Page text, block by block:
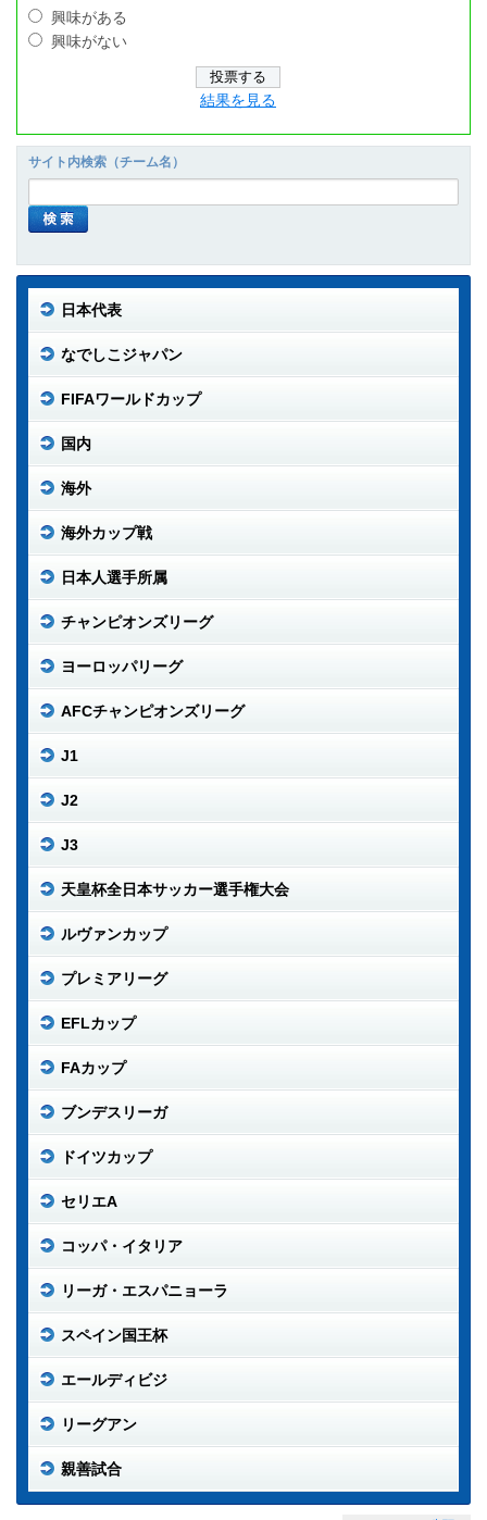
興味がある
興味がない
結果を見る
サイト内検索（チーム名）
日本代表
なでしこジャパン
FIFAワールドカップ
国内
海外
海外カップ戦
日本人選手所属
チャンピオンズリーグ
ヨーロッパリーグ
AFCチャンピオンズリーグ
J1
J2
J3
天皇杯全日本サッカー選手権大会
ルヴァンカップ
プレミアリーグ
EFLカップ
FAカップ
ブンデスリーガ
ドイツカップ
セリエA
コッパ・イタリア
リーガ・エスパニョーラ
スペイン国王杯
エールディビジ
リーグアン
親善試合